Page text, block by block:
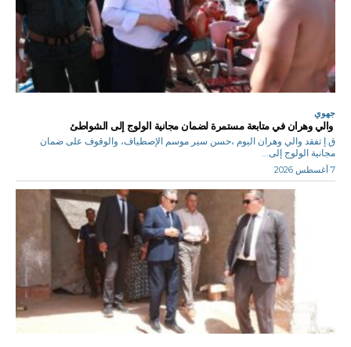
جهوي
والي وهران في متابعة مستمرة لضمان مجانية الولوج إلى الشواطئ
ق.إ تفقد والي وهران اليوم ،حسن سير موسم الإصطياف، والوقوف على ضمان
مجانية الولوج إلى...
7 أغسطس 2026